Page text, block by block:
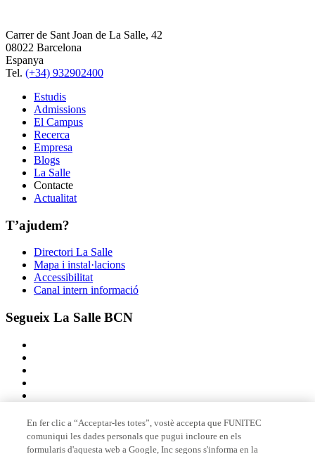
Carrer de Sant Joan de La Salle, 42
08022 Barcelona
Espanya
Tel. (+34) 932902400
Estudis
Admissions
El Campus
Recerca
Empresa
Blogs
La Salle
Contacte
Actualitat
T’ajudem?
Directori La Salle
Mapa i instal·lacions
Accessibilitat
Canal intern informació
Segueix La Salle BCN
Membre de
En fer clic a “Acceptar-les totes”, vostè accepta que FUNITEC
comuniqui les dades personals que pugui incloure en els
formularis d'aquesta web a Google, Inc segons s'informa en la